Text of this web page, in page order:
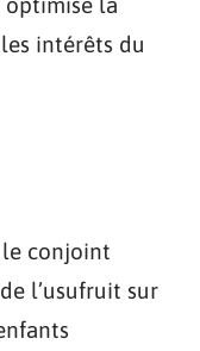
intérêts du
le conjoint
l’usufruit sur